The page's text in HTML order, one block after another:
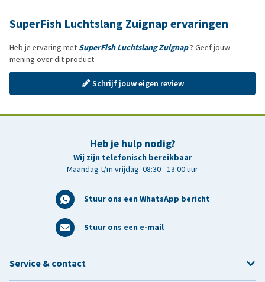
SuperFish Luchtslang Zuignap ervaringen
Heb je ervaring met SuperFish Luchtslang Zuignap? Geef jouw
mening over dit product
Schrijf jouw eigen review
Heb je hulp nodig?
Wij zijn telefonisch bereikbaar
Maandag t/m vrijdag: 08:30 - 13:00 uur
Stuur ons een WhatsApp bericht
Stuur ons een e-mail
Service & contact